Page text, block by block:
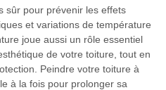
sûr pour prévenir les effets
et variations de température
joue aussi un rôle essentiel
de votre toiture, tout en
Peindre votre toiture à
à la fois pour prolonger sa